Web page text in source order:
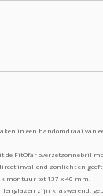
in een handomdraai van
de FitOfar overzetzonnebril
invallend zonlicht en geeft
montuur tot 137 x 40 mm.
zijn kraswerend,